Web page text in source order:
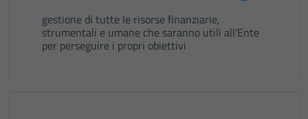
gestione di tutte le risorse finanziarie,
strumentali e umane che saranno utili all'Ente
per perseguire i propri obiettivi